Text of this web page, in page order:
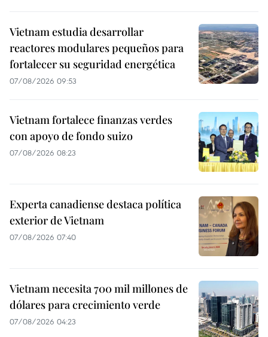
Vietnam estudia desarrollar
reactores modulares pequeños para
fortalecer su seguridad energética
07/08/2026 09:53
Vietnam fortalece finanzas verdes
con apoyo de fondo suizo
07/08/2026 08:23
Experta canadiense destaca política
exterior de Vietnam
07/08/2026 07:40
Vietnam necesita 700 mil millones de
dólares para crecimiento verde
07/08/2026 04:23